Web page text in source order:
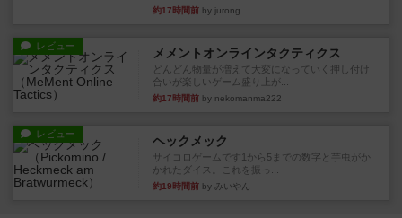
約17時間前 by jurong
レビュー メメントオンラインタクティクス
どんどん物量が増えて大変になっていく押し付け
合いが楽しいゲーム盛り上が...
約17時間前 by nekomanma222
レビュー ヘックメック
サイコロゲームです1から5までの数字と芋虫がか
かれたダイス。これを振っ...
約19時間前 by みいやん